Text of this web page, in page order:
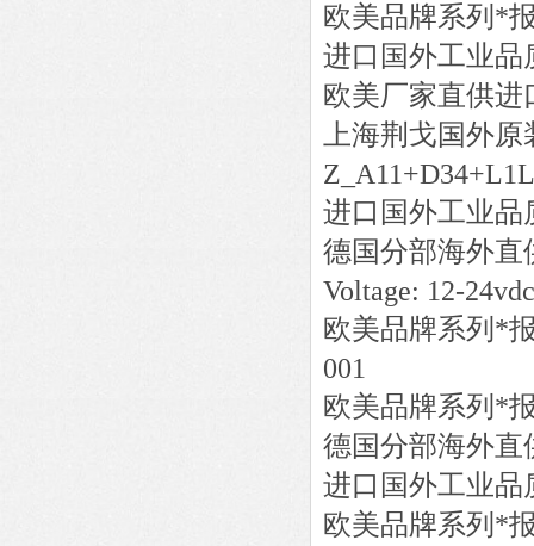
欧美品牌系列*
进口国外工业品
欧美厂家直供进
上海荆戈国外
进口国外工业品
德国分部海外直
Voltage: 12-
欧美品牌系列*
001
欧美品牌系列*
德国分部海外直
进口国外工业品
欧美品牌系列*